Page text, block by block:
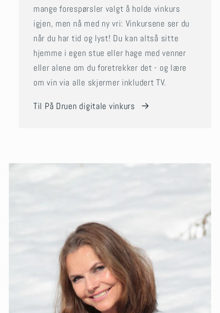
mange forespørsler valgt å holde vinkurs
igjen, men nå med ny vri: Vinkursene ser du
når du har tid og lyst! Du kan altså sitte
hjemme i egen stue eller hage med venner
eller alene om du foretrekker det - og lære
om vin via alle skjermer inkludert TV.
Til På Druen digitale vinkurs